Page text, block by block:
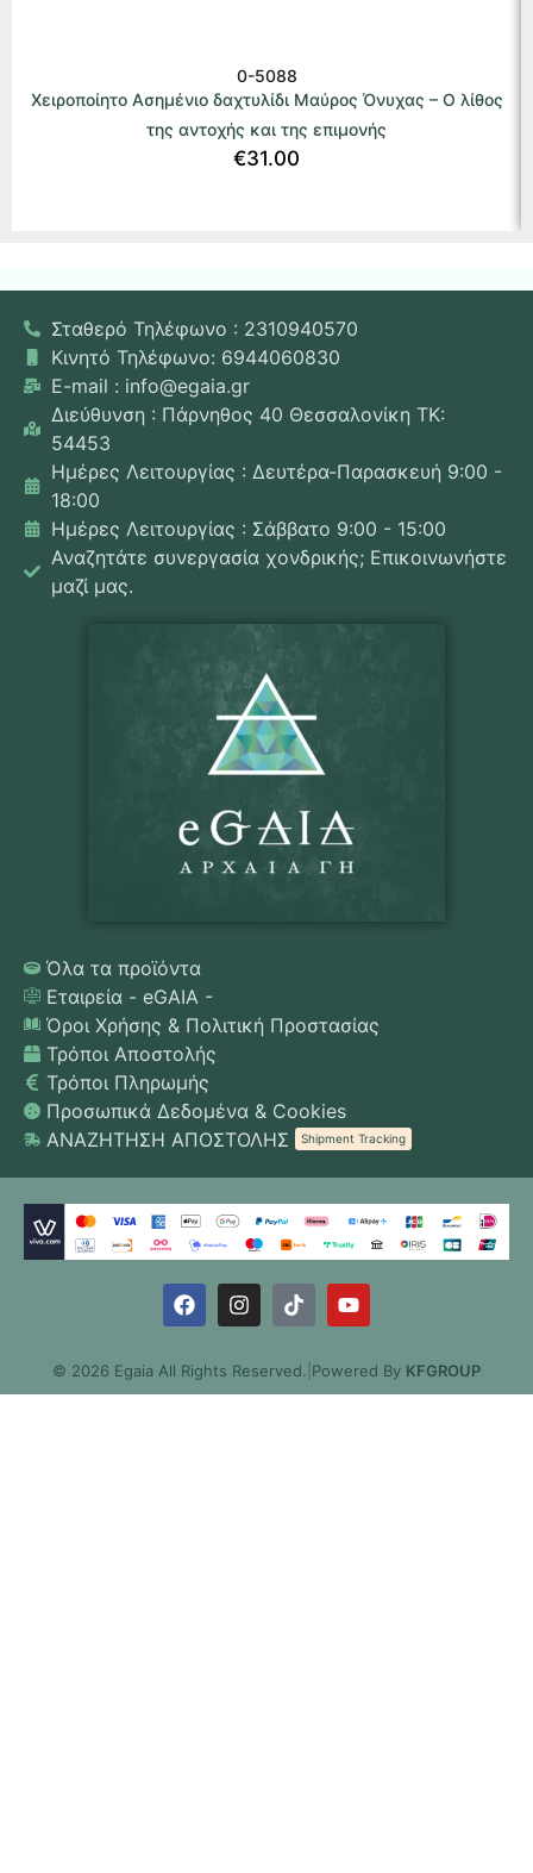
0-5088
Χειροποίητο Ασημένιο δαχτυλίδι Μαύρος Όνυχας – Ο λίθος
της αντοχής και της επιμονής
€31.00
Σταθερό Τηλέφωνο : 2310940570
Κινητό Τηλέφωνο: 6944060830
E-mail : info@egaia.gr
Διεύθυνση : Πάρνηθος 40 Θεσσαλονίκη ΤΚ:
54453
Ημέρες Λειτουργίας : Δευτέρα-Παρασκευή 9:00 -
18:00
Ημέρες Λειτουργίας : Σάββατο 9:00 - 15:00
Αναζητάτε συνεργασία χονδρικής; Επικοινωνήστε
μαζί μας.
Όλα τα προϊόντα
Εταιρεία - eGAIA -
Όροι Χρήσης & Πολιτική Προστασίας
Τρόποι Αποστολής
Τρόποι Πληρωμής
Προσωπικά Δεδομένα & Cookies
ΑΝΑΖΗΤΗΣΗ ΑΠΟΣΤΟΛΗΣ
Shipment Tracking
© 2026 Egaia All Rights Reserved. Powered By KFGROUP